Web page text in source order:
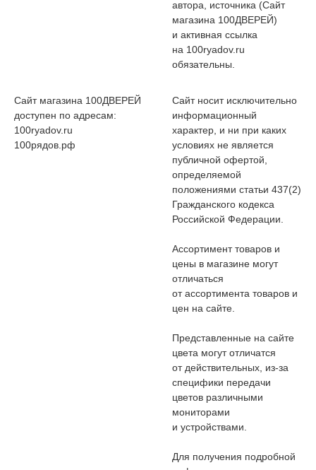
автора, источника (Сайт
магазина 100ДВЕРЕЙ)
и активная ссылка
на 100ryadov.ru
обязательны.
Сайт магазина 100ДВЕРЕЙ
доступен по адресам:
100ryadov.ru
100рядов.рф
Сайт носит исключительно
информационный
характер, и ни при каких
условиях не является
публичной офертой,
определяемой
положениями статьи 437(2)
Гражданского кодекса
Российской Федерации.
Ассортимент товаров и
цены в магазине могут
отличаться
от ассортимента товаров и
цен на сайте.
Представленные на сайте
цвета могут отличатся
от действительных, из-за
специфики передачи
цветов различными
мониторами
и устройствами.
Для получения подробной